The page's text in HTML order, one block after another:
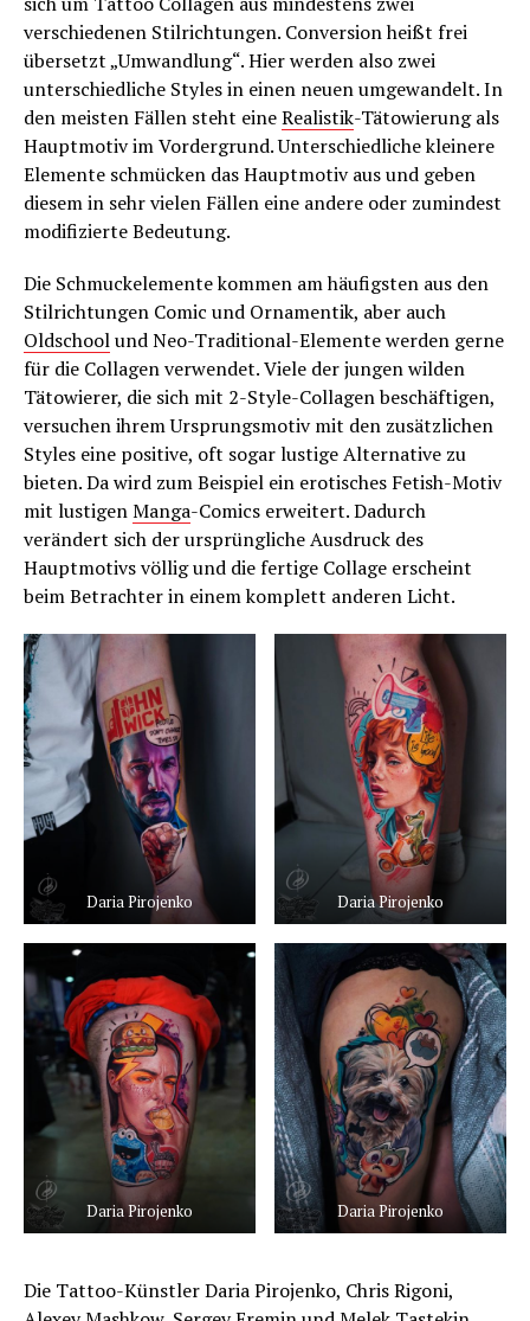
verschiedenen Stilrichtungen. Conversion heißt frei
übersetzt „Umwandlung“. Hier werden also zwei
unterschiedliche Styles in einen neuen umgewandelt. In
den meisten Fällen steht eineRealistik-Tätowierung als
Hauptmotiv im Vordergrund. Unterschiedliche kleinere
Elemente schmücken das Hauptmotiv aus und geben
diesem in sehr vielen Fällen eine andere oder zumindest
modifizierte Bedeutung.
Die Schmuckelemente kommen am häufigsten aus den
Stilrichtungen Comic und Ornamentik, aber auch
Oldschoolund Neo-Traditional-Elemente werden gerne
für die Collagen verwendet. Viele der jungen wilden
Tätowierer, die sich mit 2-Style-Collagen beschäftigen,
versuchen ihrem Ursprungsmotiv mit den zusätzlichen
Styles eine positive, oft sogar lustige Alternative zu
bieten. Da wird zum Beispiel ein erotisches Fetish-Motiv
mit lustigenManga-Comics erweitert. Dadurch
verändert sich der ursprüngliche Ausdruck des
Hauptmotivs völlig und die fertige Collage erscheint
beim Betrachter in einem komplett anderen Licht.
Daria Pirojenko Daria Pirojenko
Daria Pirojenko Daria Pirojenko
Die Tattoo-Künstler Daria Pirojenko, Chris Rigoni,